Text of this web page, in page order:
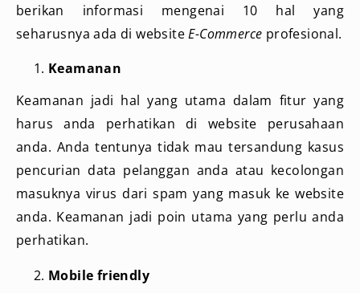
berikan informasi mengenai 10 hal yang
seharusnya ada di websiteE-Commerce profesional.
Keamanan
Keamanan jadi hal yang utama dalam fitur yang
harus anda perhatikan di website perusahaan
anda. Anda tentunya tidak mau tersandung kasus
pencurian data pelanggan anda atau kecolongan
masuknya virus dari spam yang masuk ke website
anda. Keamanan jadi poin utama yang perlu anda
perhatikan.
Mobile friendly